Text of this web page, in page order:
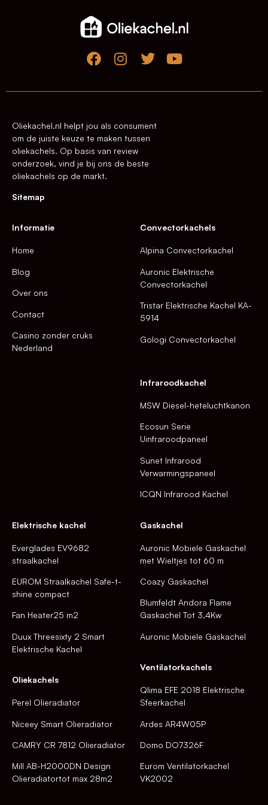
Oliekachel.nl helpt jou als consument
om de juiste keuze te maken tussen
oliekachels. Op basis van review
onderzoek, vind je bij ons de beste
oliekachels op de markt.
Sitemap
Informatie
Home
Blog
Over ons
Contact
Casino zonder cruks
Nederland
Convectorkachels
Alpina Convectorkachel
Auronic Elektrische
Convectorkachel
Tristar Elektrische Kachel KA-
5914
Gologi Convectorkachel
Infraroodkachel
MSW Diesel-heteluchtkanon
Ecosun Serie
Uinfraroodpaneel
Sunet Infrarood
Verwarmingspaneel
ICQN Infrarood Kachel
Elektrische kachel
Everglades EV9682
straalkachel
EUROM Straalkachel Safe-t-
shine compact
Fan Heater25 m2
Duux Threesixty 2 Smart
Elektrische Kachel
Oliekachels
Perel Olieradiator
Niceey Smart Olieradiator
CAMRY CR 7812 Olieradiator
Mill AB-H2000DN Design
Olieradiatortot max 28m2
Gaskachel
Auronic Mobiele Gaskachel
met Wieltjes tot 60 m
Coazy Gaskachel
Blumfeldt Andora Flame
Gaskachel Tot 3,4Kw
Auronic Mobiele Gaskachel
Ventilatorkachels
Qlima EFE 2018 Elektrische
Sfeerkachel
Ardes AR4W05P
Domo DO7326F
Eurom Ventilatorkachel
VK2002